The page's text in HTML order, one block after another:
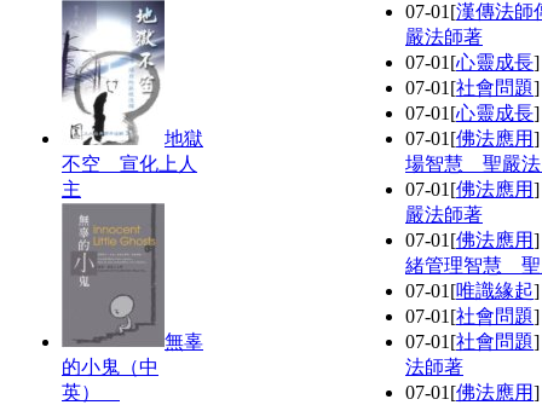
地獄
不空 宣化上人
主
無辜
的小鬼（中
英）
07-01 [漢傳法師
嚴法師著
07-01 [心靈成長
07-01 [社會問題
07-01 [心靈成長
07-01 [佛法應用
場智慧 聖嚴
07-01 [佛法應用
嚴法師著
07-01 [佛法應用
緒管理智慧
07-01 [唯識緣起
07-01 [社會問題
07-01 [社會問題
法師著
07-01 [佛法應用